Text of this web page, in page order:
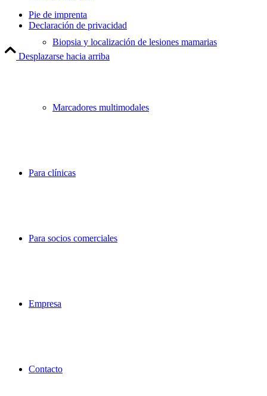
Biopsia y localización de lesiones mamarias
Marcadores multimodales
Para clínicas
Para socios comerciales
Empresa
Contacto
Pie de imprenta
Declaración de privacidad
Desplazarse hacia arriba